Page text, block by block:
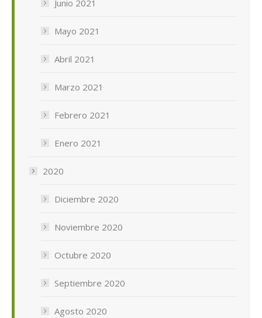
Junio 2021
Mayo 2021
Abril 2021
Marzo 2021
Febrero 2021
Enero 2021
2020
Diciembre 2020
Noviembre 2020
Octubre 2020
Septiembre 2020
Agosto 2020